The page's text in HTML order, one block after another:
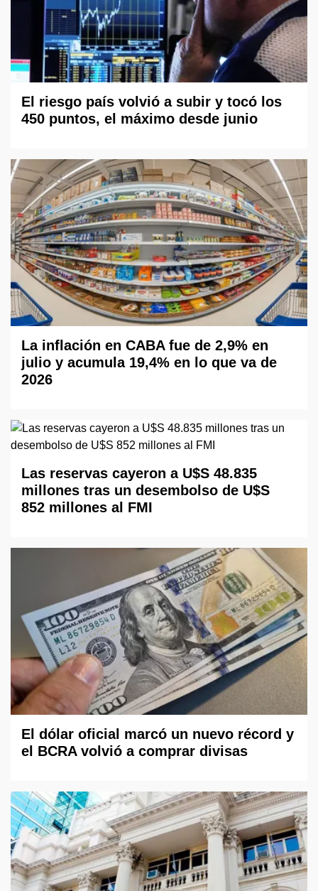
El riesgo país volvió a subir y tocó los
450 puntos, el máximo desde junio
La inflación en CABA fue de 2,9% en
julio y acumula 19,4% en lo que va de
2026
Las reservas cayeron a U$S 48.835
millones tras un desembolso de U$S
852 millones al FMI
El dólar oficial marcó un nuevo récord y
el BCRA volvió a comprar divisas